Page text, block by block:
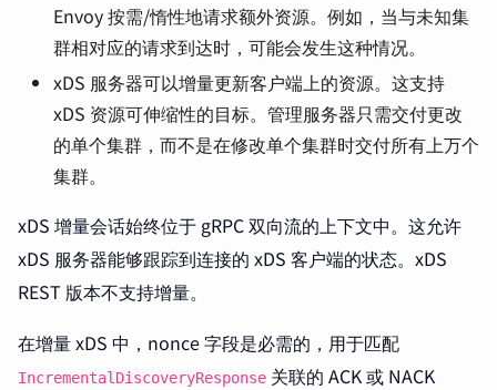
Envoy 按需/惰性地请求额外资源。例如，当与未知集
群相对应的请求到达时，可能会发生这种情况。
xDS 服务器可以增量更新客户端上的资源。这支持
xDS 资源可伸缩性的目标。管理服务器只需交付更改
的单个集群，而不是在修改单个集群时交付所有上万个
集群。
xDS 增量会话始终位于 gRPC 双向流的上下文中。这允许
xDS 服务器能够跟踪到连接的 xDS 客户端的状态。xDS
REST 版本不支持增量。
在增量 xDS 中，nonce 字段是必需的，用于匹配
IncrementalDiscoveryResponse 关联的 ACK 或 NACK